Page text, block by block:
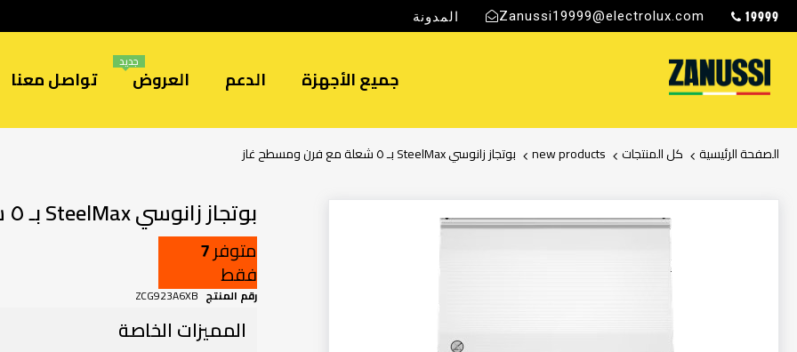
19999
Zanussi19999@electrolux.com المدونة
جميع الأجهزة الدعم العروض
جديد
تواصل معنا
الصفحة الرئيسية كل المنتجات new products بوتجاز زانوسي SteelMax بـ ٥ شعلة مع فرن ومسطح غاز
بوتجاز زانوسي SteelMax بـ ٥ شعلة مع فرن ومسطح غاز
متوفر7
فقط
رقم المنتج ZCG923A6XB
المميزات الخاصة